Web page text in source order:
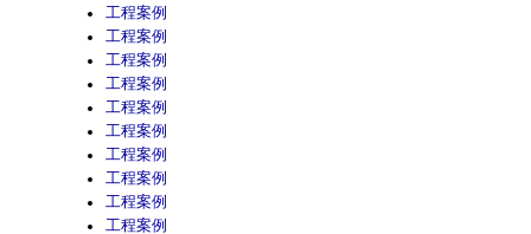
工程案例
工程案例
工程案例
工程案例
工程案例
工程案例
工程案例
工程案例
工程案例
工程案例